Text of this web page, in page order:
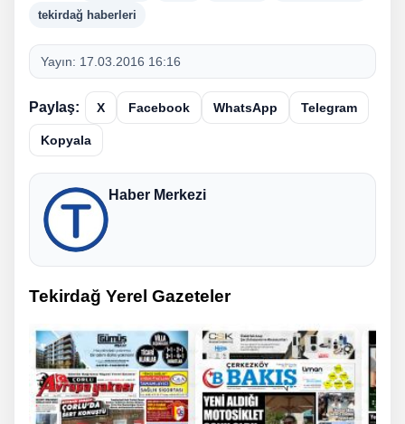
tekirdağ haberleri
Yayın: 17.03.2016 16:16
Paylaş: X Facebook WhatsApp Telegram
Kopyala
Haber Merkezi
Tekirdağ Yerel Gazeteler